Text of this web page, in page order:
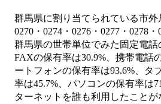
群馬県に割り当てられている市外
0270・0274・0276・0277・0278・
群馬県の世帯単位でみた固定電話
FAXの保有率は30.9%、携帯電話
ートフォンの保有率は93.6%、タ
率は45.7%、パソコンの保有率は
ターネットを誰も利用したことが